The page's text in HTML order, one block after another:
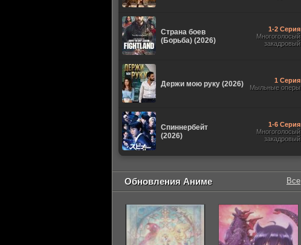
Страна боев
(Борьба) (2026)
1-2 Серия
Многоголосый
закадровый
Держи мою руку (2026)
1 Серия
Мыльные оперы
Спиннербейт
(2026)
1-6 Серия
Многоголосый
закадровый
Обновления Аниме Все